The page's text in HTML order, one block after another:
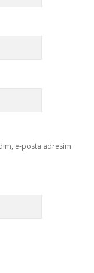
e-posta adresim